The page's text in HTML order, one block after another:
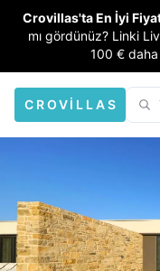
Crovillas'ta En İyi
mı gördünüz? Linki
100 €
CROVILLAS